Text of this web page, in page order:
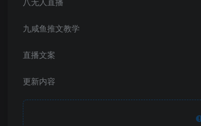
九咸鱼推文教学
直播文案
更新内容